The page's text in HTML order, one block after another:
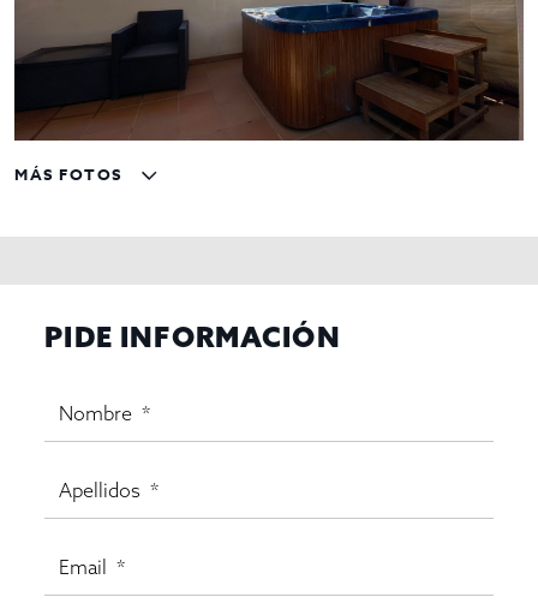
MÁS FOTOS
PIDE INFORMACIÓN